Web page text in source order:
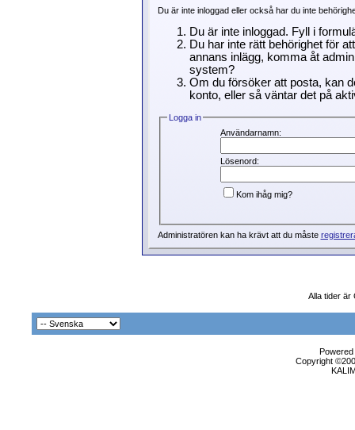
Du är inte inloggad eller också har du inte
Du är inte inloggad. Fyll i
Du har inte rätt behörighet för
annans inlägg, komma åt
system?
Om du försöker att posta, kan
konto, eller så väntar det på
Logga in
Användarnamn:
Lösenord:
Kom ihåg mig?
Administratören kan ha krävt att du måste
Alla tider är
Copyright